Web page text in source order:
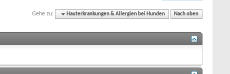
Gehe zu: Hauterkrankungen & Allergien bei Hunden Nach oben